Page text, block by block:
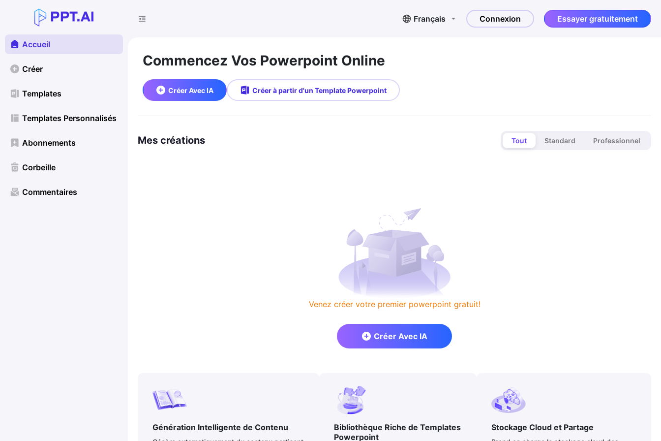
Accueil
Créer
Templates
Templates Personnalisés
Abonnements
Corbeille
Commentaires
Français Connexion Essayer gratuitement
Commencez Vos Powerpoint Online
Créer Avec IA Créer à partir d'un Template Powerpoint
Mes créations Tout Standard Professionnel
Venez créer votre premier powerpoint gratuit!
Créer Avec IA
Génération Intelligente de Contenu
Bibliothèque Riche de Templates
Powerpoint
Stockage Cloud et Partage